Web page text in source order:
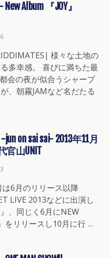
New Album 『JOY』
様々な土地の
多幸感。 喜びに満ちた最
会の夜が似合うシャープ
、朝霧JAMなど名だたる
on sai sai- 2013年11月
官山UNIT
6月のリリース以降
LIVE 2013などに出演し
、同じく6月にNEW
をリリースし10月に行 …